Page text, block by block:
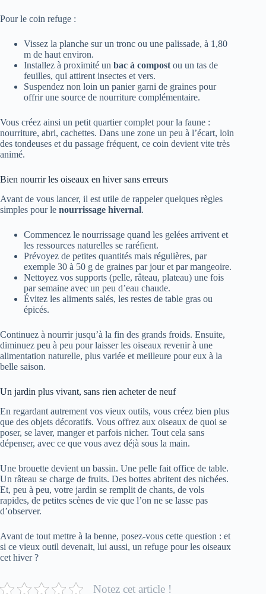
Pour le coin refuge :
Vissez la planche sur un tronc ou une palissade, à 1,80
m de haut environ.
Installez à proximité un bac à compost ou un tas de
feuilles, qui attirent insectes et vers.
Suspendez non loin un panier garni de graines pour
offrir une source de nourriture complémentaire.
Vous créez ainsi un petit quartier complet pour la faune :
nourriture, abri, cachettes. Dans une zone un peu à l’écart, loin
des tondeuses et du passage fréquent, ce coin devient vite très
animé.
Bien nourrir les oiseaux en hiver sans erreurs
Avant de vous lancer, il est utile de rappeler quelques règles
simples pour le nourrissage hivernal.
Commencez le nourrissage quand les gelées arrivent et
les ressources naturelles se raréfient.
Prévoyez de petites quantités mais régulières, par
exemple 30 à 50 g de graines par jour et par mangeoire.
Nettoyez vos supports (pelle, râteau, plateau) une fois
par semaine avec un peu d’eau chaude.
Évitez les aliments salés, les restes de table gras ou
épicés.
Continuez à nourrir jusqu’à la fin des grands froids. Ensuite,
diminuez peu à peu pour laisser les oiseaux revenir à une
alimentation naturelle, plus variée et meilleure pour eux à la
belle saison.
Un jardin plus vivant, sans rien acheter de neuf
En regardant autrement vos vieux outils, vous créez bien plus
que des objets décoratifs. Vous offrez aux oiseaux de quoi se
poser, se laver, manger et parfois nicher. Tout cela sans
dépenser, avec ce que vous avez déjà sous la main.
Une brouette devient un bassin. Une pelle fait office de table.
Un râteau se charge de fruits. Des bottes abritent des nichées.
Et, peu à peu, votre jardin se remplit de chants, de vols
rapides, de petites scènes de vie que l’on ne se lasse pas
d’observer.
Avant de tout mettre à la benne, posez-vous cette question : et
si ce vieux outil devenait, lui aussi, un refuge pour les oiseaux
cet hiver ?
Notez cet article !